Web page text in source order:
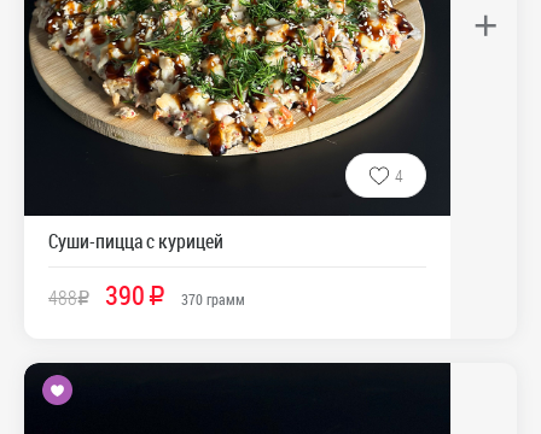
4
Суши-пицца с курицей
488R 390R 370грамм
+